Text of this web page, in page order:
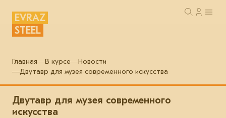
EVRAZ
STEEL
Главная В курсе
Новости
Двутавр для музея современного искусства
Двутавр для музея современного
искусства